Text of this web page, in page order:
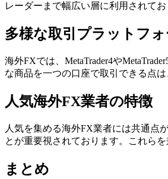
レーダーまで幅広い層に利用されて
多様な取引プラットフ
海外FXでは、MetaTrader4や
な商品を一つの口座で取引できる点
人気海外FX業者の特徴
人気を集める海外FX業者には共通点
とが重要視されております。これら
まとめ